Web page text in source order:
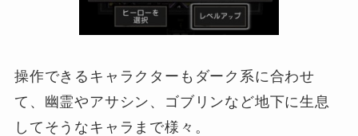
操作できるキャラクターもダーク系に合わせ
て、幽霊やアサシン、ゴブリンなど地下に生息
してそうなキャラまで様々。